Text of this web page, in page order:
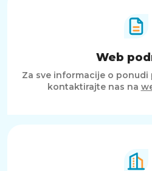
Web
Za sve informacije o ponudi
kontaktirajte nas na